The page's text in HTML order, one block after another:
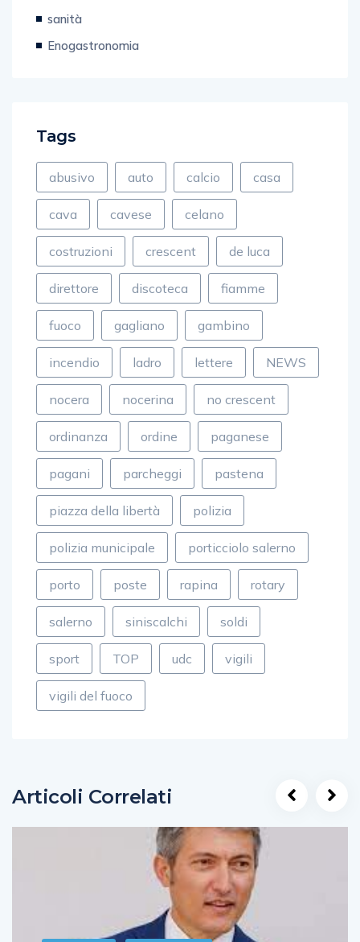
sanità
Enogastronomia
Tags
abusivo auto calcio casa
cava cavese celano
costruzioni crescent de luca
direttore discoteca fiamme
fuoco gagliano gambino
incendio ladro lettere NEWS
nocera nocerina no crescent
ordinanza ordine paganese
pagani parcheggi pastena
piazza della libertà polizia
polizia municipale porticciolo salerno
porto poste rapina rotary
salerno siniscalchi soldi
sport TOP udc vigili
vigili del fuoco
Articoli Correlati